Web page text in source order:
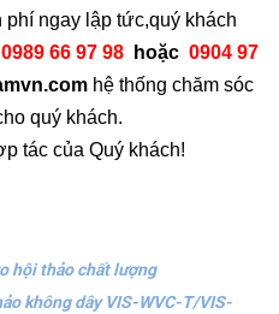
phí ngay lập tức,quý khách
0989 66 97 98 hoặc 0904 97
hệ thống chăm sóc
quý khách.
tác của Quý khách!
hội thảo chất lượng
không dây VIS-WVC-T/VIS-